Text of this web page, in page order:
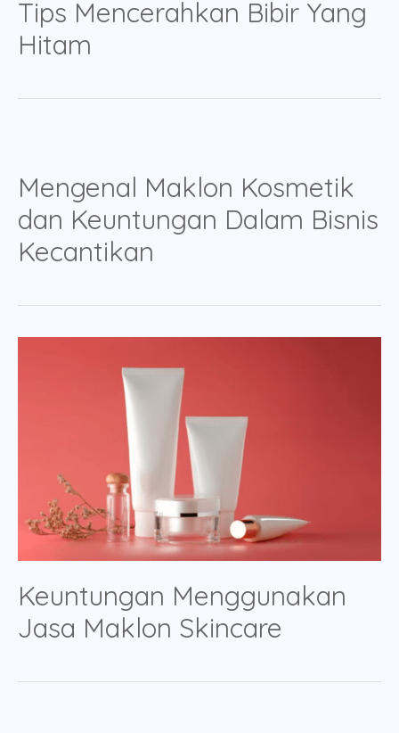
Tips Mencerahkan Bibir Yang
Hitam
Mengenal Maklon Kosmetik
dan Keuntungan Dalam Bisnis
Kecantikan
Keuntungan Menggunakan
Jasa Maklon Skincare